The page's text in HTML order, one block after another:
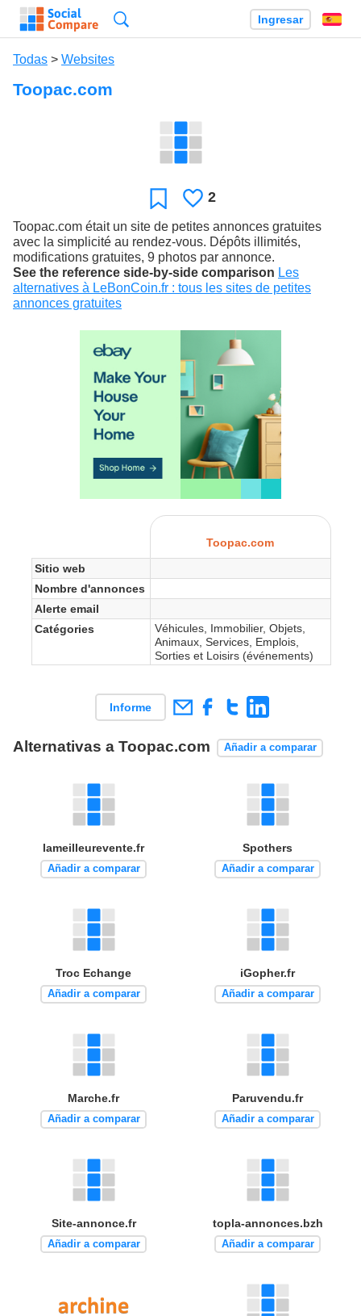
Ingresar
Todas > Websites
Toopac.com
Favoritos
Le
gusta
2
Toopac.com était un site de petites annonces gratuites
avec la simplicité au rendez-vous. Dépôts illimités,
modifications gratuites, 9 photos par annonce.
See the reference side-by-side comparison Les
alternatives à LeBonCoin.fr : tous les sites de petites
annonces gratuites
Toopac.com
Sitio web
Nombre d'annonces
Alerte email
Catégories
Véhicules, Immobilier, Objets,
Animaux, Services, Emplois,
Sorties et Loisirs (événements)
Informe
Alternativas a Toopac.com Añadir a comparar
lameilleurevente.fr
Añadir a comparar
Spothers
Añadir a comparar
Troc Echange
Añadir a comparar
iGopher.fr
Añadir a comparar
Marche.fr
Añadir a comparar
Paruvendu.fr
Añadir a comparar
Site-annonce.fr
Añadir a comparar
topla-annonces.bzh
Añadir a comparar